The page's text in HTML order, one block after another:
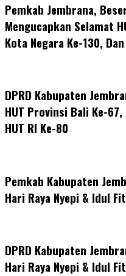
Pemkab Jembrana,
Mengucapkan Selamat
Kota Negara Ke-130,
DPRD Kabupaten
HUT Provinsi Bali Ke-67,
HUT RI Ke-80
Pemkab Kabupaten
Hari Raya Nyepi & Idul
DPRD Kabupaten
Hari Raya Nyepi & Idul